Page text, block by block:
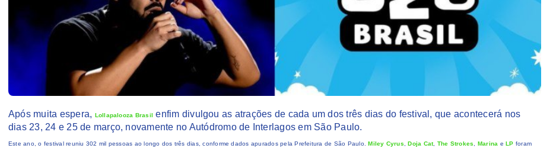
Após muita espera, Lollapalooza Brasil enfim divulgou as atrações de cada um dos três dias do festival, que acontecerá nos
dias 23, 24 e 25 de março, novamente no Autódromo de Interlagos em São Paulo.
Este ano, o festival reuniu 302 mil pessoas ao longo dos três dias, conforme dados apurados pela Prefeitura de São Paulo.Miley Cyrus ,Doja Cat, The Strokes Marina eLP foram